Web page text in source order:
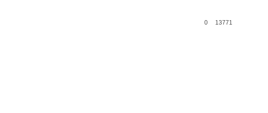
0 13771